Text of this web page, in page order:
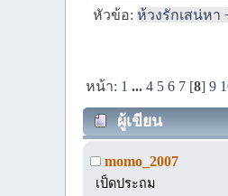
หัวข้อ:ห้วงรักเสน่หา
หน้า: 1 ...4 5 6 7 [8]9
ผู้เขียน
momo_2007
เป็ดประถม